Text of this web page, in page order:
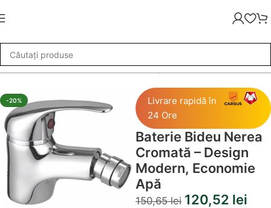
Bideu Nerea Cromată – Design Modern, Economie Apă
-20%
Livrare rapidă în
24 Ore
Baterie Bideu Nerea
Cromată – Design
Modern, Economie
Apă
150,65lei 120,52 lei